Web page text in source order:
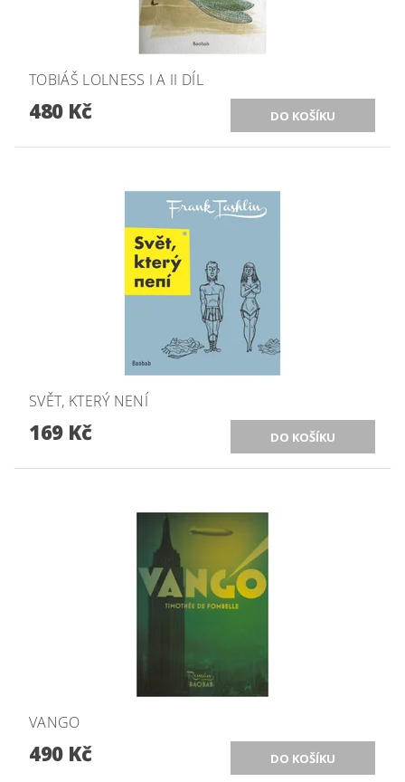
TOBIÁŠ LOLNESS I A II DÍL
480 Kč
SVĚT, KTERÝ NENÍ
169 Kč
VANGO
490 Kč